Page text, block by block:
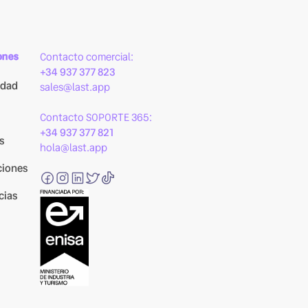
Contacto comercial:
+34 937 377 823
sales@last.app
Contacto SOPORTE 365:
+34 937 377 821
hola@last.app